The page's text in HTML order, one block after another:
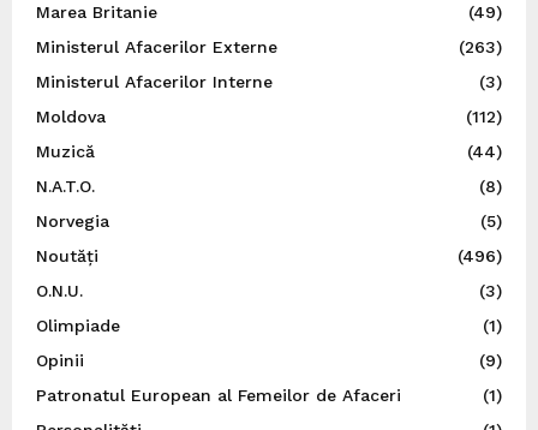
Marea Britanie
(49)
Ministerul Afacerilor Externe
(263)
Ministerul Afacerilor Interne
(3)
Moldova
(112)
Muzică
(44)
N.A.T.O.
(8)
Norvegia
(5)
Noutăți
(496)
O.N.U.
(3)
Olimpiade
(1)
Opinii
(9)
Patronatul European al Femeilor de Afaceri
(1)